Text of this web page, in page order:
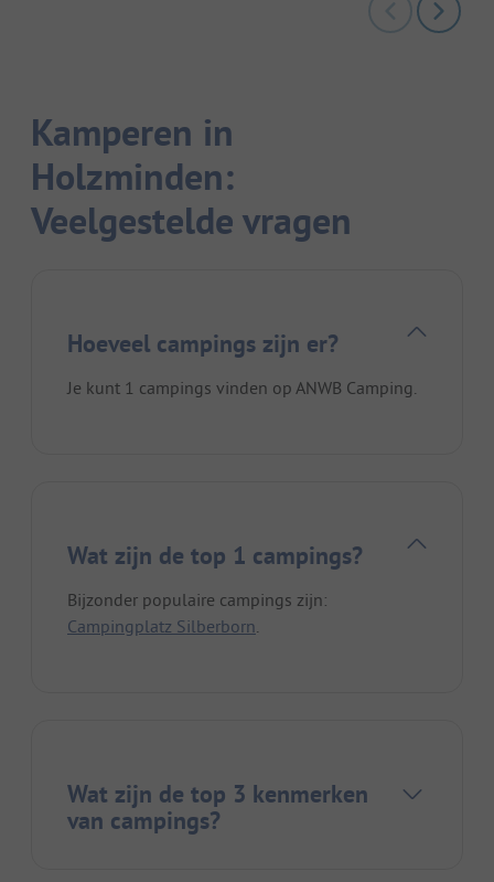
Kamperen in
Holzminden:
Veelgestelde vragen
Hoeveel campings zijn er?
Je kunt 1 campings vinden op ANWB Camping.
Wat zijn de top 1 campings?
Bijzonder populaire campings zijn:
Campingplatz Silberborn
Wat zijn de top 3 kenmerken
van campings?